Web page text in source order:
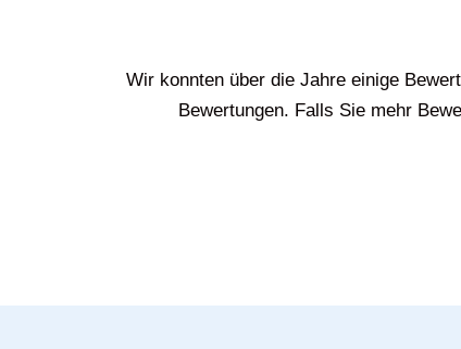
Wir konnten über die Jahre einige
Bewertungen. Falls Sie mehr